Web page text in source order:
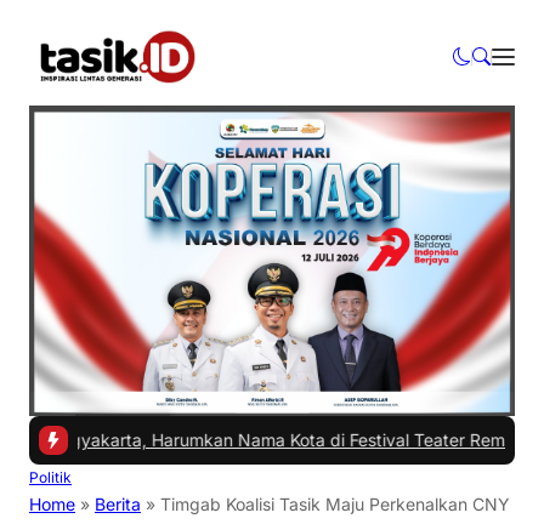
Harumkan Nama Kota di Festival Teater Remaja Nasional
Politik
Home » Berita » Timgab Koalisi Tasik Maju Perkenalkan CNY